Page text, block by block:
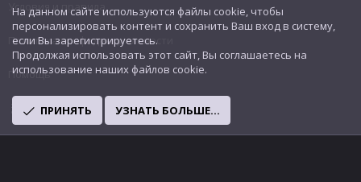
Условия и правила
Политика конфиденциальности
Помощь
R
S
На данном сайте используются файлы cookie, чтобы
персонализировать контент и сохранить Ваш вход в систему,
если Вы зарегистрируетесь.
Продолжая использовать этот сайт, Вы соглашаетесь на
использование наших файлов cookie.
ПРИНЯТЬ УЗНАТЬ БОЛЬШЕ...